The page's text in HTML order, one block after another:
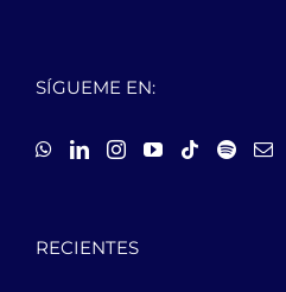
SÍGUEME EN:
RECIENTES